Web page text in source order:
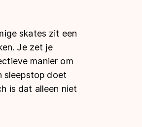
skates zit een
Je zet je
manier om
sleepstop doet
is dat alleen niet